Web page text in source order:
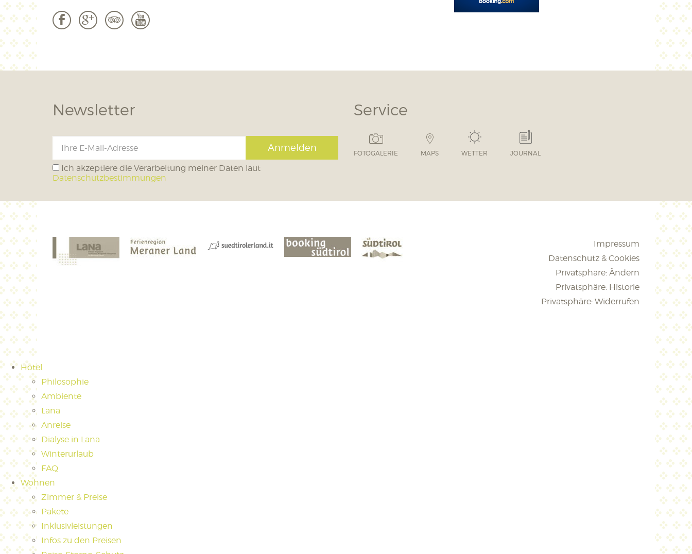
b c 3 r
Newsletter
Anmelden
Ich akzeptiere die Verarbeitung meiner Daten laut
Datenschutzbestimmungen
Service
FOTOGALERIE MAPS WETTER JOURNAL
Impressum
Datenschutz & Cookies
Privatsphäre: Ändern
Privatsphäre: Historie
Privatsphäre: Widerrufen
Hotel
Philosophie
Ambiente
Lana
Anreise
Dialyse in Lana
Winterurlaub
FAQ
Wohnen
Zimmer & Preise
Pakete
Inklusivleistungen
Infos zu den Preisen